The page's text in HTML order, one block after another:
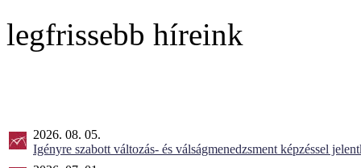
legfrissebb híreink
2026. 08. 05.
Igényre szabott változás- és válságmenedzsment képzéssel